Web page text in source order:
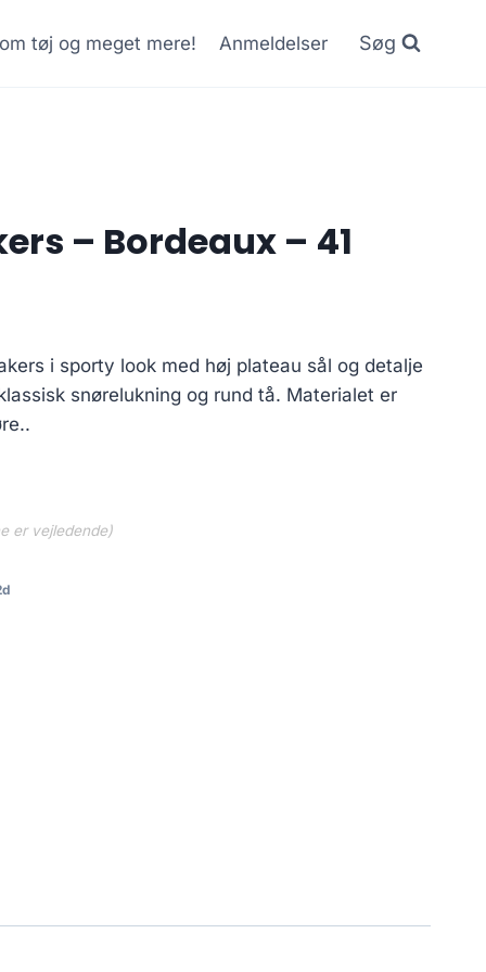
tøj og meget mere! Anmeldelser Søg
– Bordeaux – 41
i sporty look med høj plateau sål og detalje
snørelukning og rund tå. Materialet er
er vejledende)